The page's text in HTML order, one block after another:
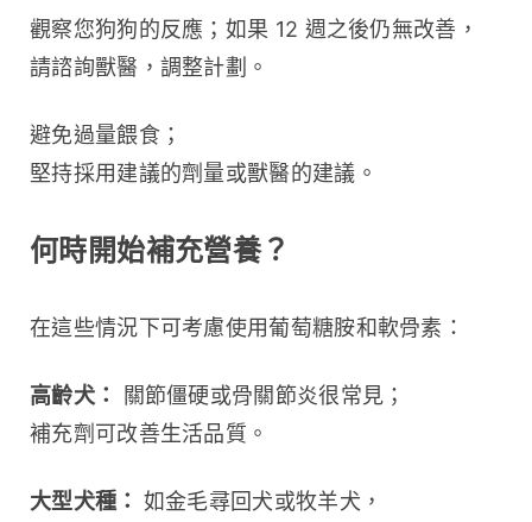
觀察您狗狗的反應；如果 12 週之後仍無改善，
請諮詢獸醫，調整計劃。
避免過量餵食；
堅持採用建議的劑量或獸醫的建議。
何時開始補充營養？
在這些情況下可考慮使用葡萄糖胺和軟骨素：
高齡犬：
關節僵硬或骨關節炎很常見；
補充劑可改善生活品質。
大型犬種： 如金毛尋回犬或牧羊犬，